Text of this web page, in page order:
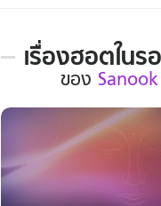
เรื่องฮอตในร
เรื่อง
ใน
รอบ
ของ
Sanook
ดูด
ของ